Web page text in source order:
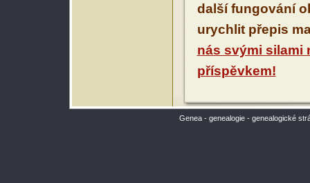
další fungování
urychlit přepis
nás svými silami
příspěvkem!
Genea - genealogie - genealogické